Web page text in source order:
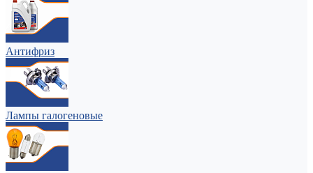
Антифриз
Лампы галогеновые